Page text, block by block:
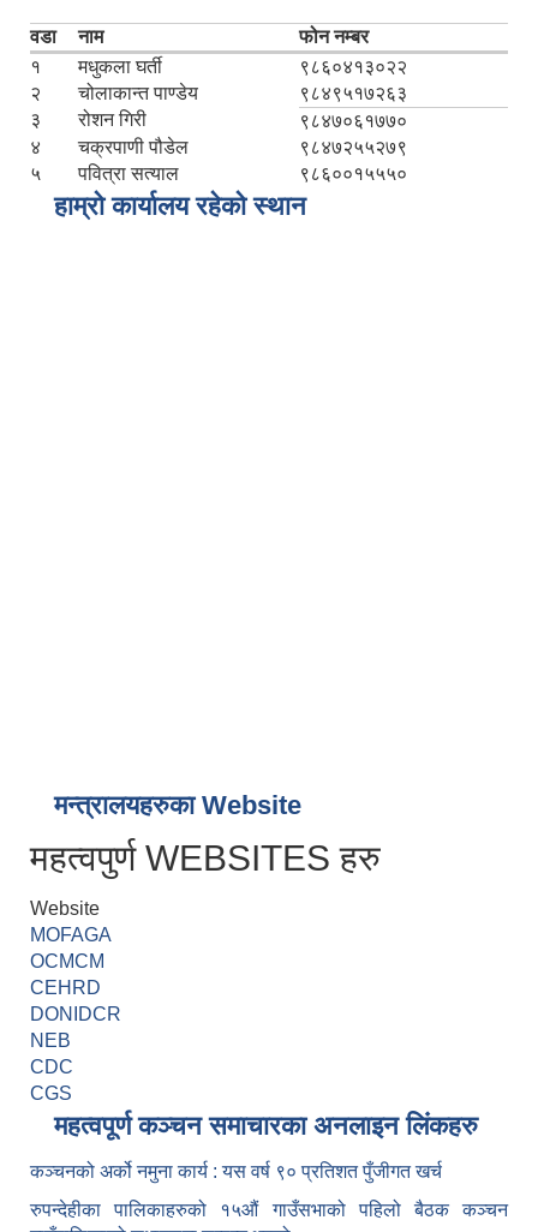
वडा नाम
फोन नम्बर
१
मधुकला घर्ती
९८६०४१३०२२
२
चोलाकान्त पाण्डेय
९८४९५१७२६३
३
रोशन गिरी
९८४७०६१७७०
४
चक्रपाणी पौडेल
९८४७२५५२७९
५
पवित्रा सत्याल ९८६००१५५५०
हाम्रो कार्यालय रहेको स्थान
मन्त्रालयहरुका Website
महत्वपुर्ण WEBSITES हरु
Website
MOFAGA
OCMCM
CEHRD
DONIDCR
NEB
CDC
CGS
महत्वपूर्ण कञ्चन समाचारका अनलाइन लिंकहरु
कञ्चनको अर्को नमुना कार्य : यस वर्ष ९० प्रतिशत पुँजीगत खर्च
रुपन्देहीका पालिकाहरुको १५औं गाउँसभाको पहिलो बैठक कञ्चन